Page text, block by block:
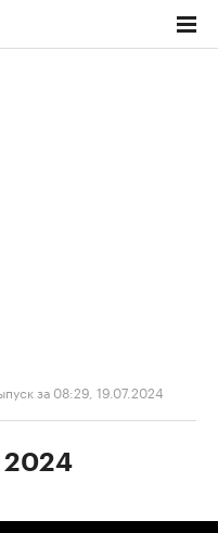
за 08:29, 19.07.2024
2024